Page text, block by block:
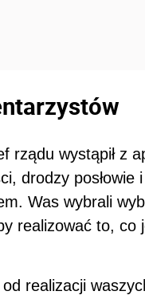
rządu wystąpił z
drodzy posłowie
Was wybrali
realizować to, co
realizacji